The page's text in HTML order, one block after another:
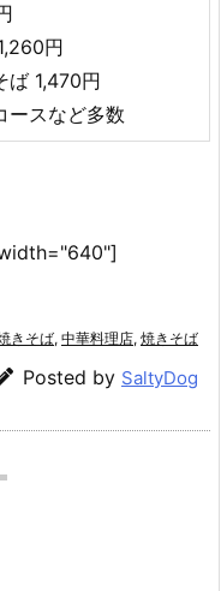
円
ば 1,470円
ースなど多数
きそば, 中華料理店, 焼きそば
Posted by SaltyDog